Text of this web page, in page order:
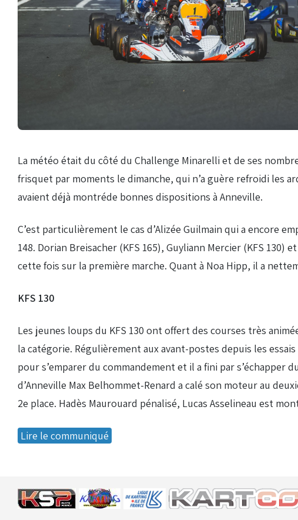
La météo était du côté du Challenge Minarelli et de ses
frisquet par moments le dimanche, qui n’a guère refroidi les
avaient déjà montréde bonnes dispositions à Anneville.
C’est particulièrement le cas d’Alizée Guilmain qui a encore
148. Dorian Breisacher (KFS 165), Guyliann Mercier (KFS
cette fois sur la première marche. Quant à Noa Hipp, il a
KFS 130
Les jeunes loups du KFS 130 ont offert des courses très
la catégorie. Régulièrement aux avant-postes depuis les
pour s’emparer du commandement et il a fini par s’échapper
d’Anneville Max Belhommet-Renard a calé son moteur au
2e place. Hadès Maurouard pénalisé, Lucas Asselineau est
Lire le communiqué
Droits de piste
Homologation circuit